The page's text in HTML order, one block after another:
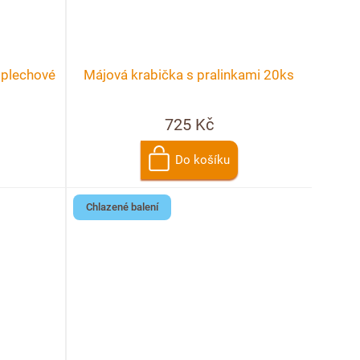
Májová krabička s pralinkami 20ks
725 Kč
Do košíku
Chlazené balení